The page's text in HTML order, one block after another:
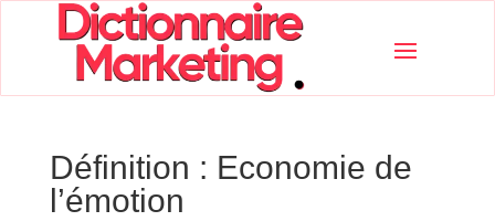
Définition : Economie de
l’émotion